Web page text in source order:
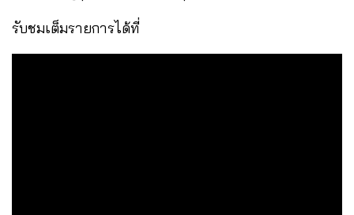
รับชมเต็มรายการได้ที่